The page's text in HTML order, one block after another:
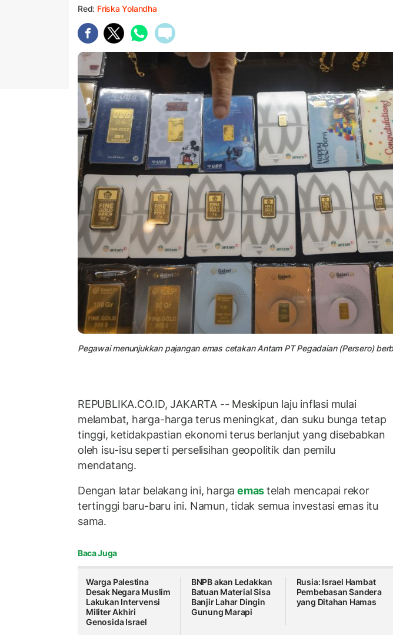
Red: Friska Yolandha
Pegawai menunjukkan pajangan emas cetakan Antam PT Pegadaian (Persero)
REPUBLIKA.CO.ID, JAKARTA -- Meskipun laju inflasi mulai
melambat, harga-harga terus meningkat, dan suku bunga tetap
tinggi, ketidakpastian ekonomi terus berlanjut yang disebabkan
oleh isu-isu seperti perselisihan geopolitik dan pemilu
mendatang.
Dengan latar belakang ini, harga emastelah mencapai rekor
tertinggi baru-baru ini. Namun, tidak semua investasi emas itu
sama.
Baca Juga
Warga Palestina
Desak Negara Muslim
Lakukan Intervensi
Militer Akhiri
Genosida Israel
BNPB akan Ledakkan
Batuan Material Sisa
Banjir Lahar Dingin
Gunung Marapi
Rusia: Israel Hambat
Pembebasan Sandera
yang Ditahan Hamas